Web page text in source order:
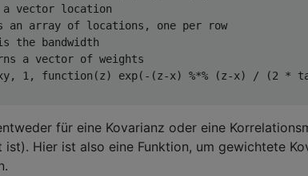
vector location
an array of locations, one per row
the bandwidth
a vector of weights
, 1 , function (z) exp(-(z-x) %*% (z-x) / (2 *
für eine Kovarianz oder eine
ist). Hier ist also eine Funktion, um gewichtete